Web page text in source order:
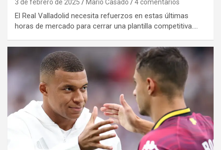
3 de febrero de 2025 Mario Casado 4 comentarios
El Real Valladolid necesita refuerzos en estas últimas
horas de mercado para cerrar una plantilla competitiva.…